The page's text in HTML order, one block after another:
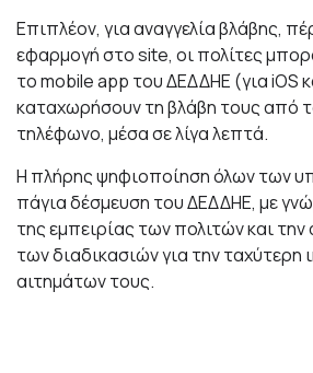
Επιπλέον, για αναγγελία βλάβης,
εφαρμογή στο site, οι πολίτες
το mobile app του ΔΕΔΔΗΕ (για iOS
καταχωρήσουν τη βλάβη τους από
τηλέφωνο, μέσα σε λίγα λεπτά.
Η πλήρης ψηφιοποίηση όλων των
πάγια δέσμευση του ΔΕΔΔΗΕ, με
της εμπειρίας των πολιτών και
των διαδικασιών για την ταχύτερη
αιτημάτων τους.